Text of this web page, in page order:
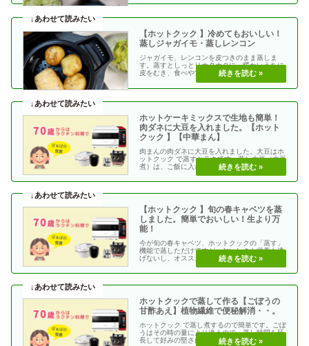
【ホットクック 】冷めてもおいしい！
蒸しジャガイモ・蒸しレンコン
ジャガイモ、レンコンを皮つきのまま蒸しま
す。蒸すとしっとりホクホクに。暖かいうちに
皮をむき、食べやすい大きさに切って食べま
す。ビタミンも食物・・
ホットケーキミックスで生地も簡単！
肉ダネに大豆を入れました。【ホット
クック 】【中華まん】
肉まんの肉ダネに大豆を入れました。大豆はホ
ットクック で蒸すとラクです。蒸し大豆（大豆
煮）は、ご飯に入れたり、肉まんの具、五目
豆、むし饅頭な・・
【ホットクック 】旬の春キャベツを蒸
しました。簡単でおいしい！生より万
能！
今が旬の春キャベツ、ホットクックの「蒸す」
機能で蒸しただけですが、おいしさも栄養も逃
げないし、オススメです。蒸しキャベツ手動で
作る→蒸す→3・・
ホットクックで蒸して作る【ごぼうの
甘酢あえ】植物繊維で便秘解消・・。
ホットクック で蒸し煮するので簡単です。ごぼ
うはその時の量により違うので、蒸し時間を延
長して好みの堅さにします。ごぼうに含まれる